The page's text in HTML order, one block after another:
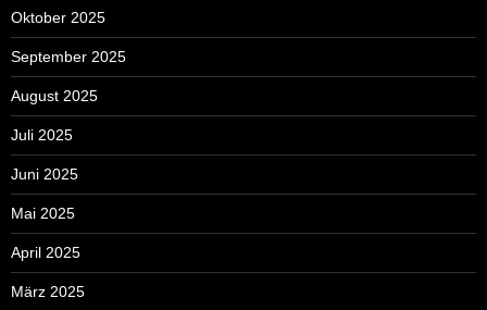
Oktober 2025
September 2025
August 2025
Juli 2025
Juni 2025
Mai 2025
April 2025
März 2025